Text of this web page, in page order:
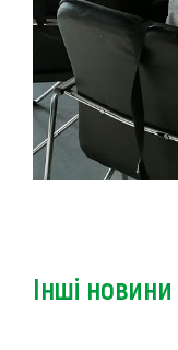
Інші новини